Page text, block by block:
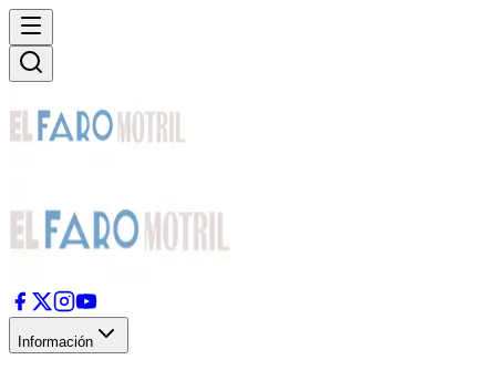
Información